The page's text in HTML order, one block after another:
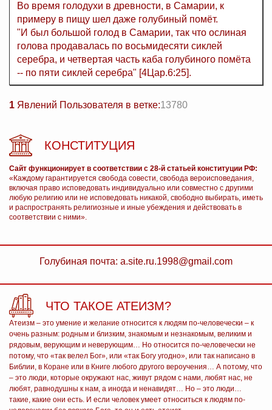
Во время голодухи в древности, в Самарии, к
примеру в пищу шел даже голубиный помёт.
"И был большой голод в Самарии, так что ослиная
голова продавалась по восьмидесяти сиклей
серебра, и четвертая часть каба голубиного помёта
-- по пяти сиклей серебра" [4Цар.6:25].
1 Явлений Пользователя в ветке:13780
КОНСТИТУЦИЯ
Сайт функционирует в соответствии с 28-й статьей конституции РФ:
«Каждому гарантируется свобода совести, свобода вероисповедания,
включая право исповедовать индивидуально или совместно с другими
любую религию или не исповедовать никакой, свободно выбирать, иметь
и распространять религиозные и иные убеждения и действовать в
соответствии с ними».
Голубиная почта: a.site.ru.1998@gmail.com
ЧТО ТАКОЕ АТЕИЗМ?
Атеизм – это умение и желание относится к людям по-человечески – к
очень разным: родным и близким, знакомым и незнакомым, великим и
рядовым, верующим и неверующим… Но относится по-человечески не
потому, что «так велел Бог», или «так Богу угодно», или так написано в
Библии, в Коране или в Книге любого другого вероучения… А потому, что
– это люди, которые окружают нас, живут рядом с нами, любят нас, не
любят, равнодушны к нам, а иногда и ненавидят… Но – это люди…
такие, какие они есть. И если человек умеет относиться к людям по-